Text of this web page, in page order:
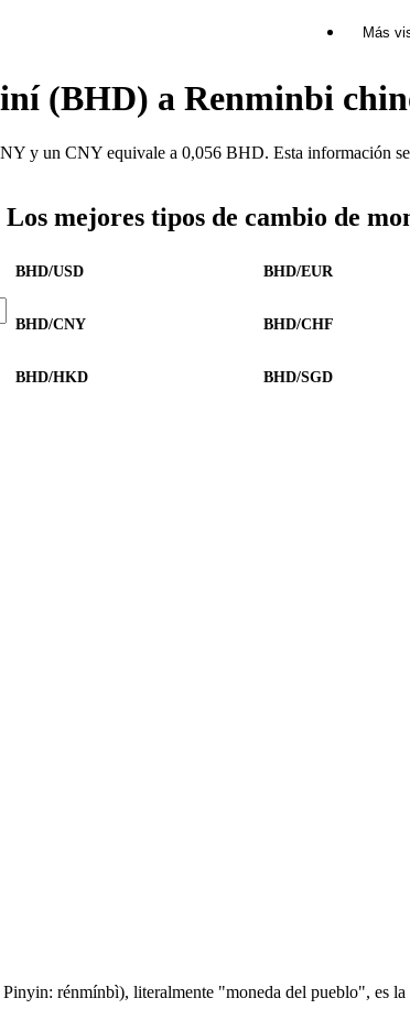
Más
(BHD) a Renminbi
y un CNY equivale a 0,056 BHD. Esta información
Los mejores tipos de cambio de
BHD/USD BHD/EUR
BHD/CNY BHD/CHF
BHD/HKD BHD/SGD
rénmínbì), literalmente "moneda del pueblo", es la